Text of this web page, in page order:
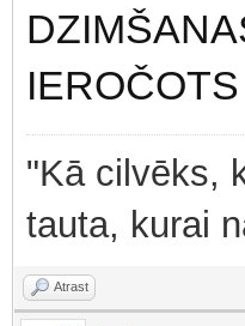
IEROČOTS
"Kā cilvēks,
tauta, kurai
Atrast